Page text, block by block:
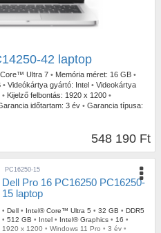
42 laptop
Ultra 7 • Memória méret: 16 GB •
• Videókártya gyártó: Intel • Videokártya
• Kijelző felbontás: 1920 x 1200 •
időtartam: 3 év • Garancia típusa:
548 190 Ft
PC16250-15
Dell Pro 16 PC16250 PC16250-
15 laptop
• Dell • Intel® Core™ Ultra 5 • 32 GB • DDR5
• 512 GB • Intel • Intel® Graphics • 16 •
1920 x 1200 • Windows 11 Pro • 3 év •